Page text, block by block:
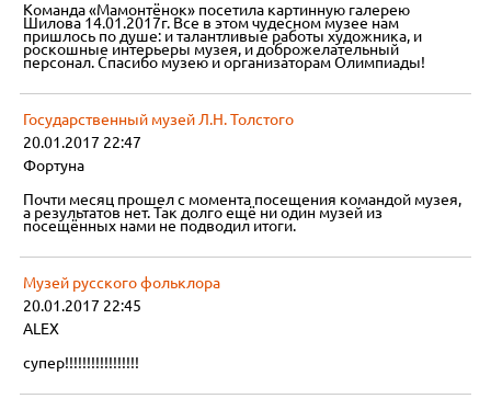
Команда «Мамонтёнок» посетила картинную галерею
Шилова 14.01.2017г. Все в этом чудесном музее нам
пришлось по душе: и талантливые работы художника, и
роскошные интерьеры музея, и доброжелательный
персонал. Спасибо музею и организаторам Олимпиады!
Государственный музей Л.Н. Толстого
20.01.2017 22:47
Фортуна
Почти месяц прошел с момента посещения командой музея,
а результатов нет. Так долго ещё ни один музей из
посещённых нами не подводил итоги.
Музей русского фольклора
20.01.2017 22:45
ALEX
супер!!!!!!!!!!!!!!!!!